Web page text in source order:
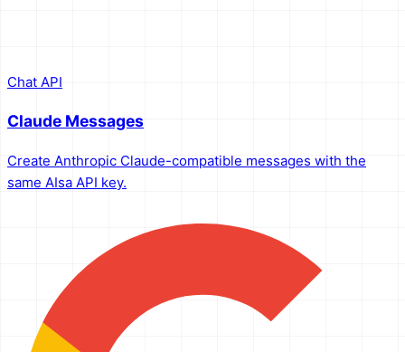
Chat API
Claude Messages
Create Anthropic Claude-compatible messages with the
same AIsa API key.